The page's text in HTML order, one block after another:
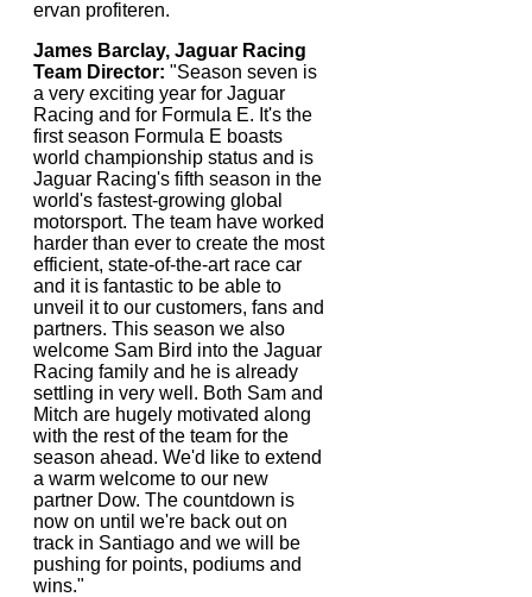
ervan profiteren.
James Barclay, Jaguar Racing
Team Director: "Season seven is
a very exciting year for Jaguar
Racing and for Formula E. It's the
first season Formula E boasts
world championship status and is
Jaguar Racing's fifth season in the
world's fastest-growing global
motorsport. The team have worked
harder than ever to create the most
efficient, state-of-the-art race car
and it is fantastic to be able to
unveil it to our customers, fans and
partners. This season we also
welcome Sam Bird into the Jaguar
Racing family and he is already
settling in very well. Both Sam and
Mitch are hugely motivated along
with the rest of the team for the
season ahead. We'd like to extend
a warm welcome to our new
partner Dow. The countdown is
now on until we're back out on
track in Santiago and we will be
pushing for points, podiums and
wins."